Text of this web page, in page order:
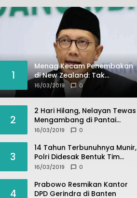
1
Menag Kecam Penembakan
di New Zealand: Tak
Berperikemanusiaan!
16/03/2019 0
2
2 Hari Hilang, Nelayan Tewas
Mengambang di Pantai
Cipalawah Garut
16/03/2019 0
3
14 Tahun Terbunuhnya Munir,
Polri Didesak Bentuk Tim
Khusus
16/03/2019 0
4
Prabowo Resmikan Kantor
DPD Gerindra di Banten